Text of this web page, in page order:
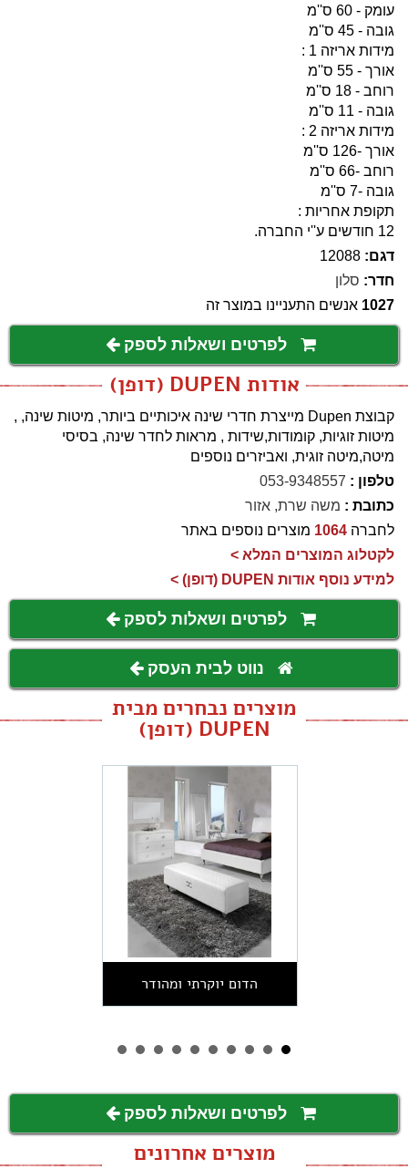
עומק - 60 ס''מ
גובה - 45 ס''מ
מידות אריזה 1 :
אורך - 55 ס''מ
רוחב - 18 ס''מ
גובה - 11 ס''מ
מידות אריזה 2 :
אורך -126 ס''מ
רוחב -66 ס''מ
גובה -7 ס''מ
תקופת אחריות :
12 חודשים ע''י החברה.
דגם: 12088
חדר: סלון
1027 אנשים התעניינו במוצר זה
לפרטים ושאלות לספק
אודות DUPEN (דופן)
קבוצת Dupen מייצרת חדרי שינה איכותיים ביותר, מיטות שינה, ,
מיטות זוגיות, קומודות,שידות , מראות לחדר שינה, בסיסי
מיטה,מיטה זוגית, ואביזרים נוספים
טלפון : 053-9348557
כתובת : משה שרת, אזור
לחברה 1064 מוצרים נוספים באתר
לקטלוג המוצרים המלא >
למידע נוסף אודות DUPEN (דופן) >
לפרטים ושאלות לספק
נווט לבית העסק
מוצרים נבחרים מבית
DUPEN (דופן)
הדום יוקרתי ומהודר
לפרטים ושאלות לספק
מוצרים אחרונים